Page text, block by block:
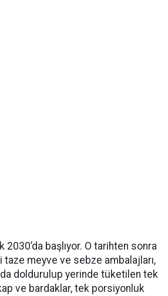
2030’da başlıyor. O tarihten sonra
taze meyve ve sebze ambalajları,
doldurulup yerinde tüketilen tek
ve bardaklar, tek porsiyonluk